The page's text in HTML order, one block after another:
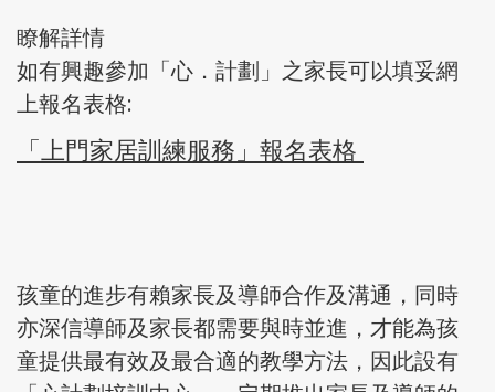
瞭解詳情
如有興趣參加「心．計劃」之家長可以填妥網
上報名表格:
「上門家居訓練服務」報名表格
孩童的進步有賴家長及導師合作及溝通，同時
亦深信導師及家長都需要與時並進，才能為孩
童提供最有效及最合適的教學方法，因此設有